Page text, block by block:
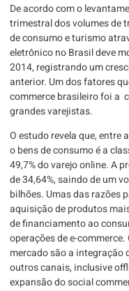
De acordo com o
trimestral dos volumes de
de consumo e turismo
eletrônico no Brasil deve
2014, registrando um
anterior. Um dos fatores
commerce brasileiro foi a
grandes varejistas.
O estudo revela que, entre
o bens de consumo é a
49,7% do varejo online. A
de 34,64%, saindo de um
bilhões. Umas das razões
aquisição de produtos
de financiamento ao
operações de e-
mercado são a integração
outros canais, inclusive
expansão do social